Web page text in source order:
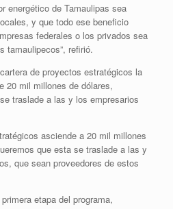
energético de Tamaulipas sea
y que todo ese beneficio
federales o los privados sea
tamaulipecos”, refirió.
de proyectos estratégicos la
20 mil millones de dólares,
traslade a las y los empresarios
asciende a 20 mil millones
que esta se traslade a las y
que sean proveedores de estos
etapa del programa,